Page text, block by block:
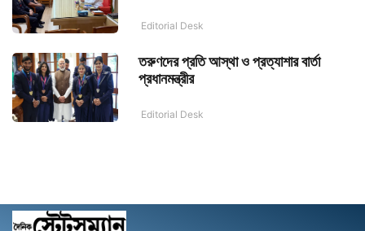
Editorial Desk
তরুণদের প্রতি আস্থা ও প্রত্যাশার বার্তা
প্রধানমন্ত্রীর
Editorial Desk